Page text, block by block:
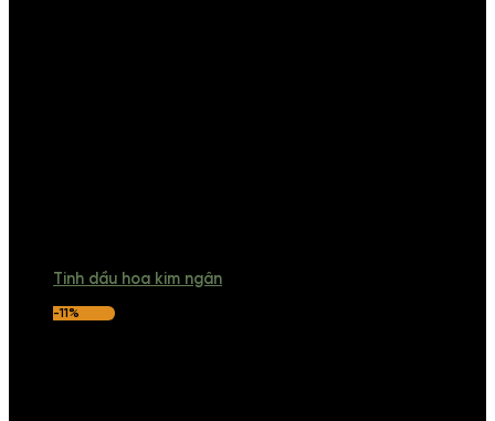
Tinh dầu hoa kim ngân
-11%